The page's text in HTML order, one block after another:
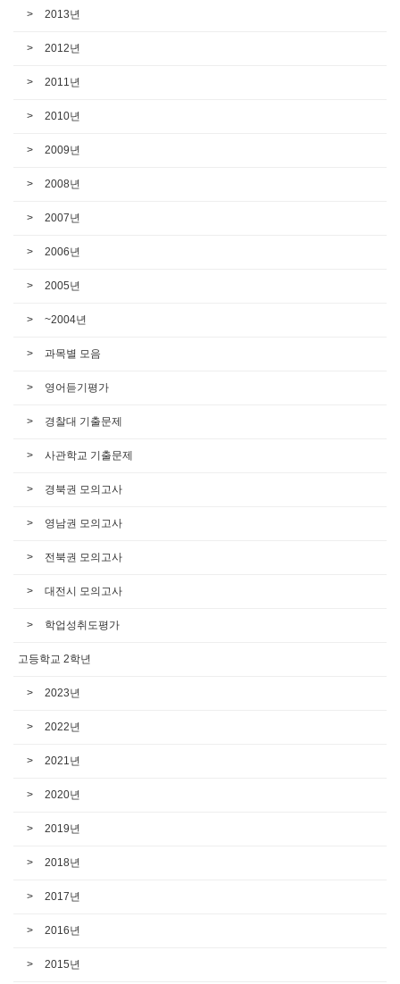
2013년
2012년
2011년
2010년
2009년
2008년
2007년
2006년
2005년
~2004년
과목별 모음
영어듣기평가
경찰대 기출문제
사관학교 기출문제
경북권 모의고사
영남권 모의고사
전북권 모의고사
대전시 모의고사
학업성취도평가
고등학교 2학년
2023년
2022년
2021년
2020년
2019년
2018년
2017년
2016년
2015년